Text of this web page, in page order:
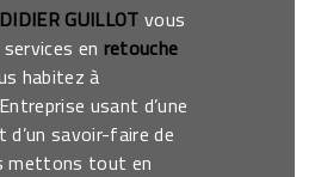
DIDIER GUILLOTvous
en retouche
habitez à
usant d’une
d’un savoir-faire de
mettons tout en